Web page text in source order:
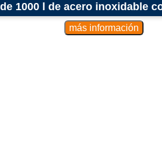
1000 l de acero inoxidable